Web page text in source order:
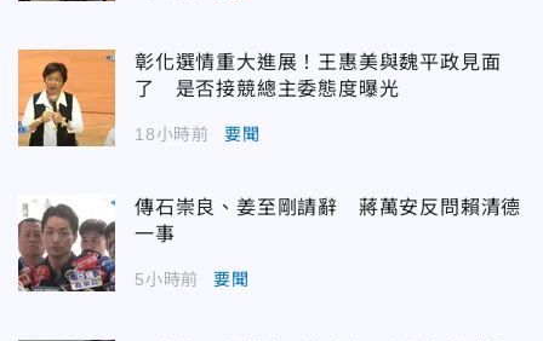
彰化選情重大進展！王惠美與魏平政見面
了 是否接競總主委態度曝光
18小時前 要聞
傳石崇良、姜至剛請辭 蔣萬安反問賴清德
一事
5小時前 要聞